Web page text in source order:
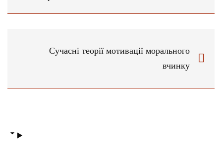
Сучасні теорії мотивації морального
вчинку